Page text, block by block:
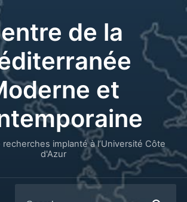
de la
et
implanté à l’Université Côte
d'Azur